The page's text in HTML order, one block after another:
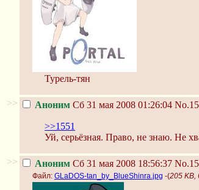
Турель-тян
>> Аноним Сб 31 мая 2008 01:26:04
>>1551
Уй, серьёзная. Право, не знаю. Не
>> Аноним Сб 31 мая 2008 18:56:37
Файл: GLaDOS-tan_by_BlueShinra.jpg -(205 KB,